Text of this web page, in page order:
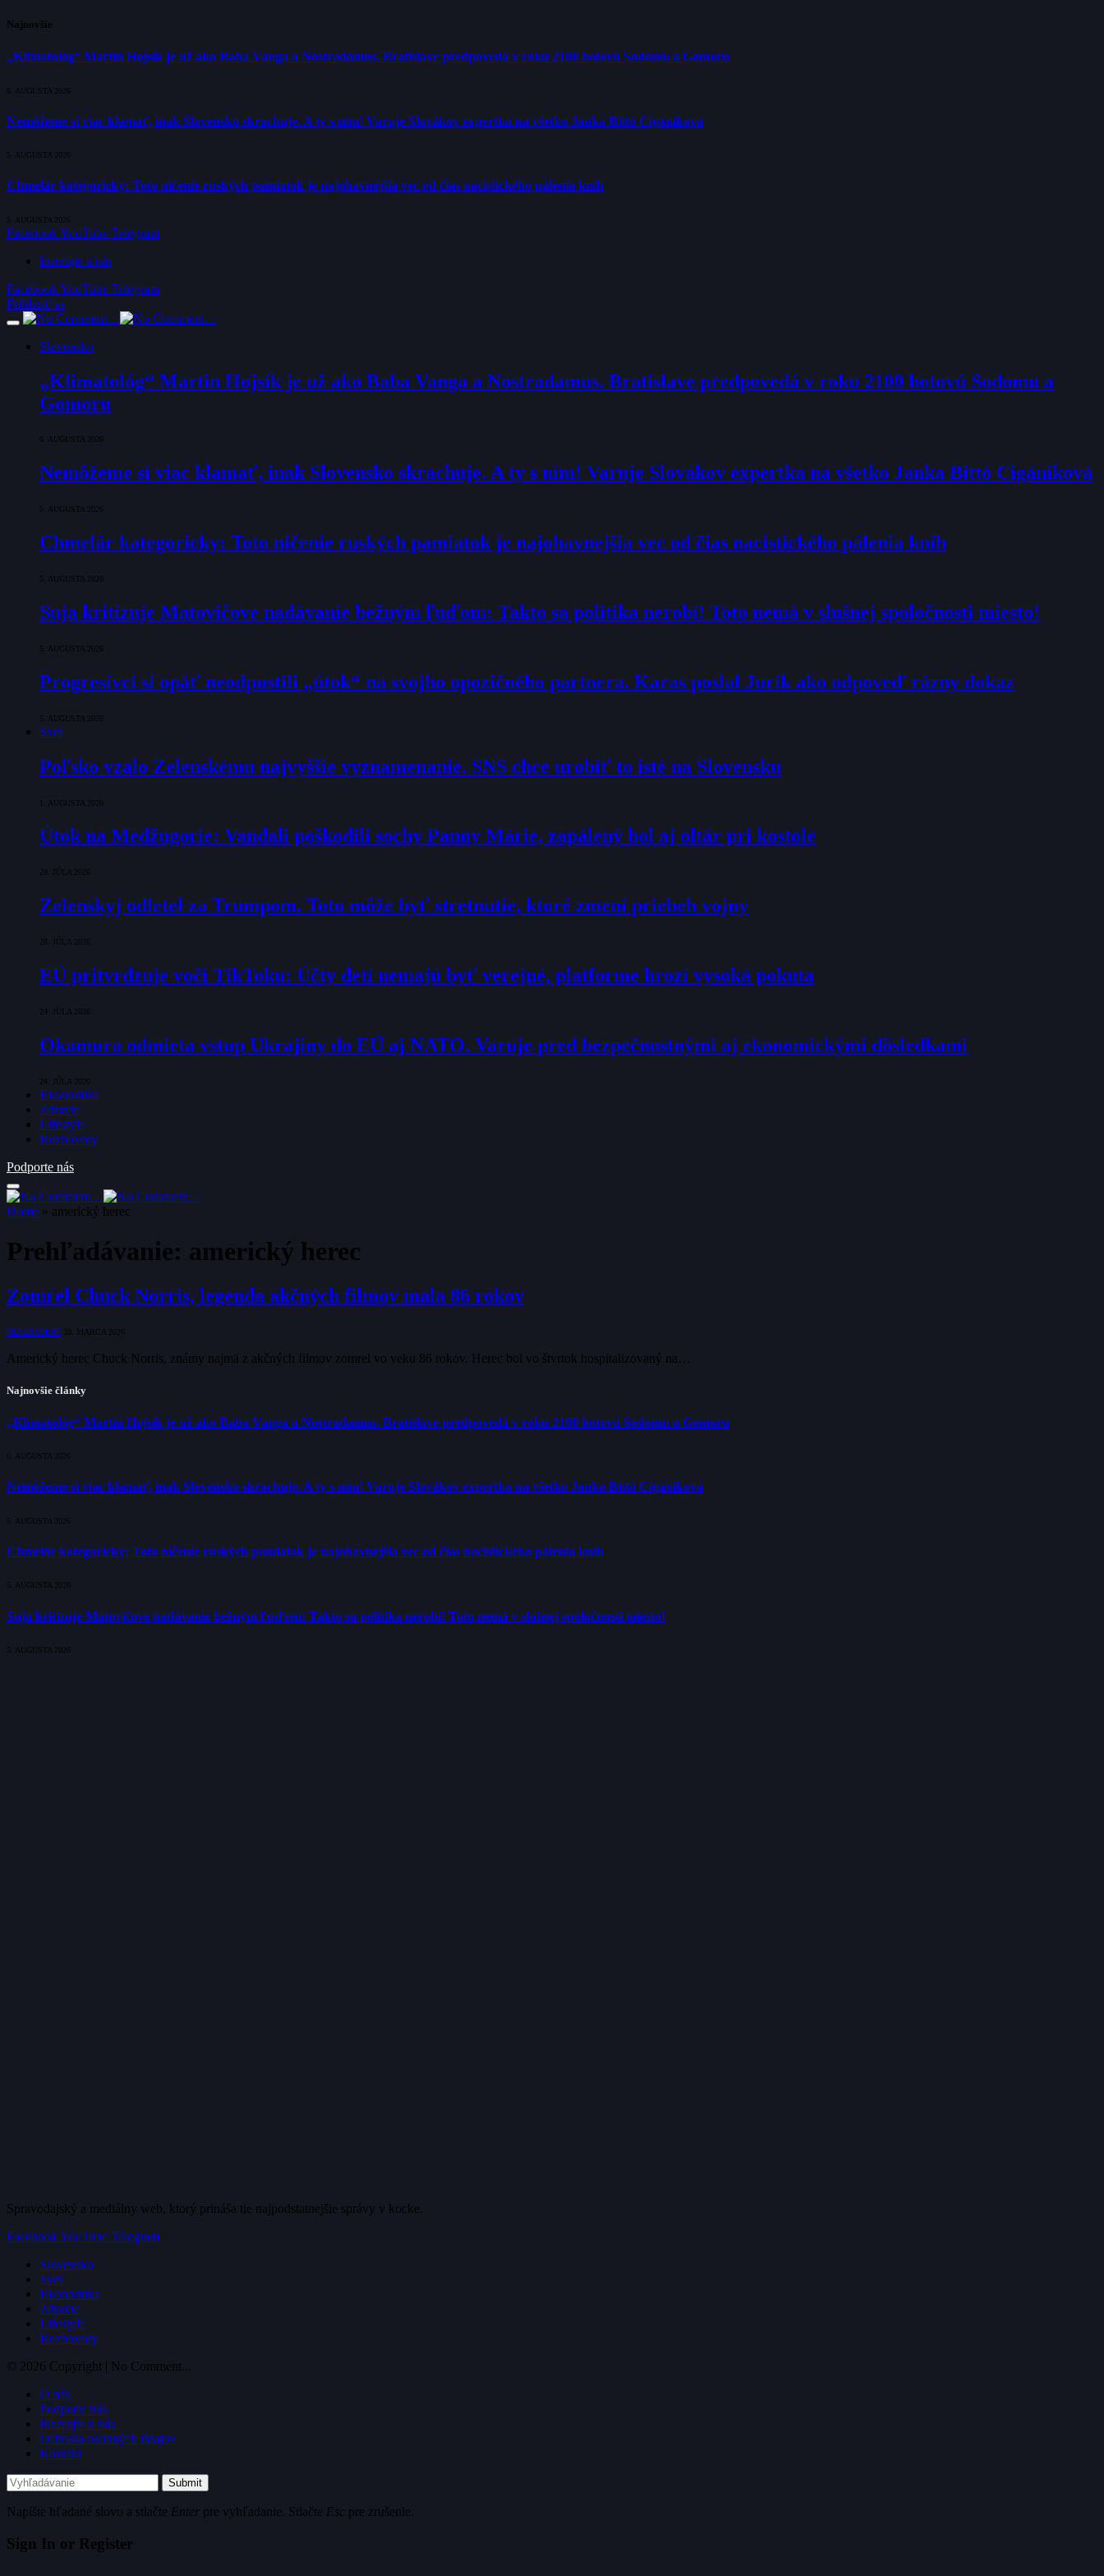
Najnovšie
„Klimatológ“ Martin Hojsík je už ako Baba Vanga a Nostradamus. Bratislave predpovedá v roku 2100 hotovú Sodomu a Gomoru
6. AUGUSTA 2026
Nemôžeme si viac klamať, inak Slovensko skrachuje. A ty s ním! Varuje Slovákov expertka na všetko Janka Bittó Cigániková
5. AUGUSTA 2026
Chmelár kategoricky: Toto ničenie ruských pamiatok je najohavnejšia vec od čias nacistického pálenia kníh
5. AUGUSTA 2026
FacebookYouTube Telegram
Inzerujte u nás
FacebookYouTube Telegram
Prihlásiť sa
Slovensko
„Klimatológ“ Martin Hojsík je už ako Baba Vanga a Nostradamus. Bratislave predpovedá v roku 2100 hotovú Sodomu a
Gomoru
6. AUGUSTA 2026
Nemôžeme si viac klamať, inak Slovensko skrachuje. A ty s ním! Varuje Slovákov expertka na všetko Janka Bittó Cigániková
5. AUGUSTA 2026
Chmelár kategoricky: Toto ničenie ruských pamiatok je najohavnejšia vec od čias nacistického pálenia kníh
5. AUGUSTA 2026
Suja kritizuje Matovičove nadávanie bežným ľuďom: Takto sa politika nerobí! Toto nemá v slušnej spoločnosti miesto!
5. AUGUSTA 2026
Progresívci si opäť neodpustili „útok“ na svojho opozičného partnera. Karas poslal Jurík ako odpoveď rázny dokaz
5. AUGUSTA 2026
Svet
Poľsko vzalo Zelenskému najvyššie vyznamenanie. SNS chce urobiť to isté na Slovensku
1. AUGUSTA 2026
Útok na Medžugorie: Vandali poškodili sochy Panny Márie, zapálený bol aj oltár pri kostole
28. JÚLA 2026
Zelenskyj odletel za Trumpom. Toto môže byť stretnutie, ktoré zmení priebeh vojny
28. JÚLA 2026
EÚ pritvrdzuje voči TikToku: Účty detí nemajú byť verejné, platforme hrozí vysoká pokuta
24. JÚLA 2026
Okamura odmieta vstup Ukrajiny do EÚ aj NATO. Varuje pred bezpečnostnými aj ekonomickými dôsledkami
24. JÚLA 2026
Ekonomika
Zdravie
Lifestyle
Rozhovory
Podporte nás
Home » americký herec
Prehľadávanie: americký herec
Zomrel Chuck Norris, legenda akčných filmov mala 86 rokov
NEZARADENÉ 20. MARCA 2026
Americký herec Chuck Norris, známy najmä z akčných filmov zomrel vo veku 86 rokov. Herec bol vo štvrtok hospitalizovaný na…
Najnovšie články
„Klimatológ“ Martin Hojsík je už ako Baba Vanga a Nostradamus. Bratislave predpovedá v roku 2100 hotovú Sodomu a Gomoru
6. AUGUSTA 2026
Nemôžeme si viac klamať, inak Slovensko skrachuje. A ty s ním! Varuje Slovákov expertka na všetko Janka Bittó Cigániková
5. AUGUSTA 2026
Chmelár kategoricky: Toto ničenie ruských pamiatok je najohavnejšia vec od čias nacistického pálenia kníh
5. AUGUSTA 2026
Suja kritizuje Matovičove nadávanie bežným ľuďom: Takto sa politika nerobí! Toto nemá v slušnej spoločnosti miesto!
5. AUGUSTA 2026
Spravodajský a mediálny web, ktorý prináša tie najpodstatnejšie správy v kocke.
FacebookYouTube Telegram
Slovensko
Svet
Ekonomika
Zdravie
Lifestyle
Rozhovory
© 2026 Copyright | No Comment...
O nás
Podporte nás
Inzerujte u nás
Ochrana osobných údajov
Kontakt
Submit
Napíšte hľadané slovo a stlačte Enter pre vyhľadanie. Stlačte Esc pre zrušenie.
Sign In or Register